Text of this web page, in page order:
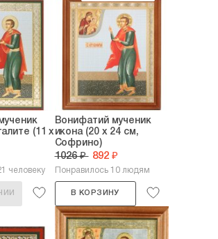
(11 х
человеку
Вонифатий мученик
икона (20 х 24 см,
Софрино)
1026 ₽ 892 ₽
Понравилось 10 людям
В КОРЗИНУ